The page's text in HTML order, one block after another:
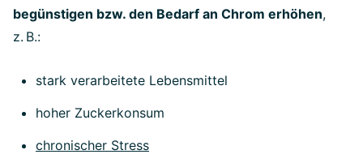
begünstigen bzw. den Bedarf an Chrom erhöhen,
z. B.:
stark verarbeitete Lebensmittel
hoher Zuckerkonsum
chronischer Stress